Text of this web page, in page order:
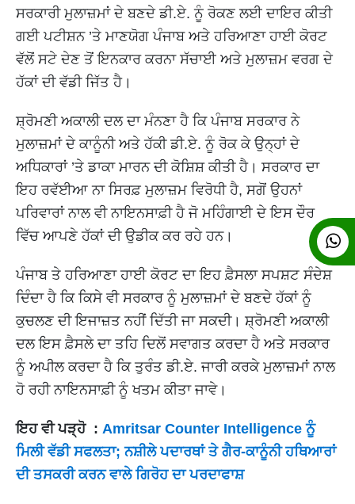
ਸਰਕਾਰੀ ਮੁਲਾਜ਼ਮਾਂ ਦੇ ਬਣਦੇ ਡੀ.ਏ. ਨੂੰ ਰੋਕਣ ਲਈ ਦਾਇਰ ਕੀਤੀ
ਗਈ ਪਟੀਸ਼ਨ ’ਤੇ ਮਾਣਯੋਗ ਪੰਜਾਬ ਅਤੇ ਹਰਿਆਣਾ ਹਾਈ ਕੋਰਟ
ਵੱਲੋਂ ਸਟੇ ਦੇਣ ਤੋਂ ਇਨਕਾਰ ਕਰਨਾ ਸੱਚਾਈ ਅਤੇ ਮੁਲਾਜ਼ਮ ਵਰਗ ਦੇ
ਹੱਕਾਂ ਦੀ ਵੱਡੀ ਜਿੱਤ ਹੈ।
ਸ਼੍ਰੋਮਣੀ ਅਕਾਲੀ ਦਲ ਦਾ ਮੰਨਣਾ ਹੈ ਕਿ ਪੰਜਾਬ ਸਰਕਾਰ ਨੇ
ਮੁਲਾਜ਼ਮਾਂ ਦੇ ਕਾਨੂੰਨੀ ਅਤੇ ਹੱਕੀ ਡੀ.ਏ. ਨੂੰ ਰੋਕ ਕੇ ਉਨ੍ਹਾਂ ਦੇ
ਅਧਿਕਾਰਾਂ ’ਤੇ ਡਾਕਾ ਮਾਰਨ ਦੀ ਕੋਸ਼ਿਸ਼ ਕੀਤੀ ਹੈ। ਸਰਕਾਰ ਦਾ
ਇਹ ਰਵੱਈਆ ਨਾ ਸਿਰਫ਼ ਮੁਲਾਜ਼ਮ ਵਿਰੋਧੀ ਹੈ, ਸਗੋਂ ਉਹਨਾਂ
ਪਰਿਵਾਰਾਂ ਨਾਲ ਵੀ ਨਾਇਨਸਾਫ਼ੀ ਹੈ ਜੋ ਮਹਿੰਗਾਈ ਦੇ ਇਸ ਦੌਰ
ਵਿੱਚ ਆਪਣੇ ਹੱਕਾਂ ਦੀ ਉਡੀਕ ਕਰ ਰਹੇ ਹਨ।
ਪੰਜਾਬ ਤੇ ਹਰਿਆਣਾ ਹਾਈ ਕੋਰਟ ਦਾ ਇਹ ਫ਼ੈਸਲਾ ਸਪਸ਼ਟ ਸੰਦੇਸ਼
ਦਿੰਦਾ ਹੈ ਕਿ ਕਿਸੇ ਵੀ ਸਰਕਾਰ ਨੂੰ ਮੁਲਾਜ਼ਮਾਂ ਦੇ ਬਣਦੇ ਹੱਕਾਂ ਨੂੰ
ਕੁਚਲਣ ਦੀ ਇਜਾਜ਼ਤ ਨਹੀਂ ਦਿੱਤੀ ਜਾ ਸਕਦੀ। ਸ਼੍ਰੋਮਣੀ ਅਕਾਲੀ
ਦਲ ਇਸ ਫ਼ੈਸਲੇ ਦਾ ਤਹਿ ਦਿਲੋਂ ਸਵਾਗਤ ਕਰਦਾ ਹੈ ਅਤੇ ਸਰਕਾਰ
ਨੂੰ ਅਪੀਲ ਕਰਦਾ ਹੈ ਕਿ ਤੁਰੰਤ ਡੀ.ਏ. ਜਾਰੀ ਕਰਕੇ ਮੁਲਾਜ਼ਮਾਂ ਨਾਲ
ਹੋ ਰਹੀ ਨਾਇਨਸਾਫ਼ੀ ਨੂੰ ਖਤਮ ਕੀਤਾ ਜਾਵੇ।
ਇਹ ਵੀ ਪੜ੍ਹੋ : Amritsar Counter Intelligence ਨੂੰ
ਮਿਲੀ ਵੱਡੀ ਸਫਲਤਾ; ਨਸ਼ੀਲੇ ਪਦਾਰਥਾਂ ਤੇ ਗੈਰ-ਕਾਨੂੰਨੀ ਹਥਿਆਰਾਂ
ਦੀ ਤਸਕਰੀ ਕਰਨ ਵਾਲੇ ਗਿਰੋਹ ਦਾ ਪਰਦਾਫਾਸ਼